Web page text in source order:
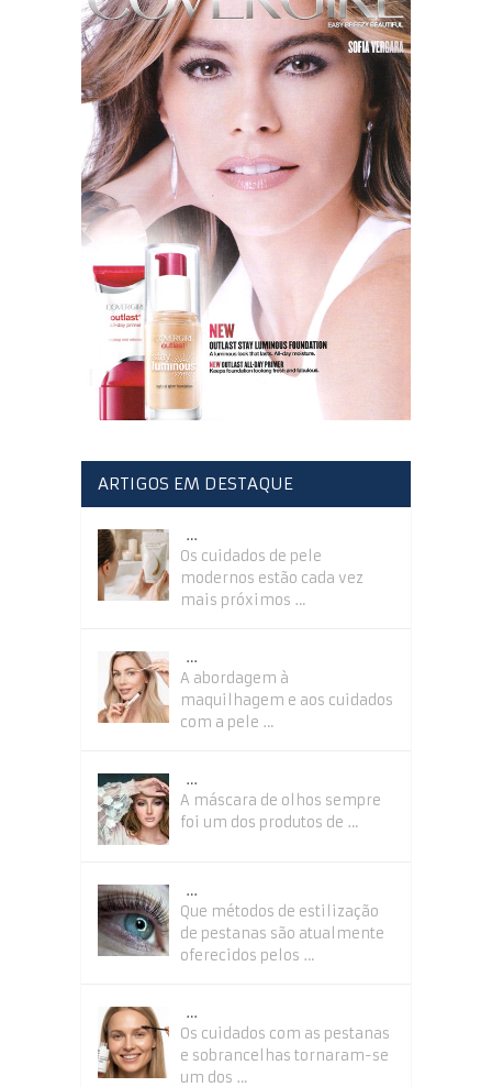
ARTIGOS EM DESTAQUE
…
Os cuidados de pele
modernos estão cada vez
mais próximos …
…
A abordagem à
maquilhagem e aos cuidados
com a pele …
…
A máscara de olhos sempre
foi um dos produtos de …
…
Que métodos de estilização
de pestanas são atualmente
oferecidos pelos …
…
Os cuidados com as pestanas
e sobrancelhas tornaram-se
um dos …